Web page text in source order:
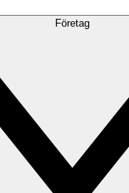
Företag